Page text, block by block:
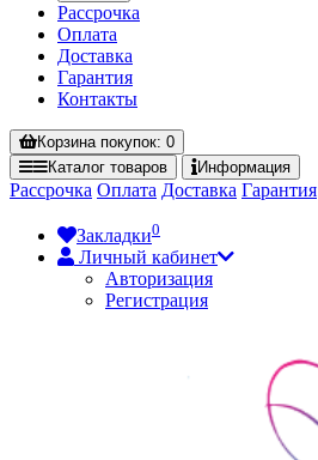
Рассрочка
Оплата
Доставка
Гарантия
Контакты
Корзинапокупок: 0
Каталог товаров Информация
Рассрочка Оплата Доставка Гарантия
Закладки0
Личный кабинет
Авторизация
Регистрация